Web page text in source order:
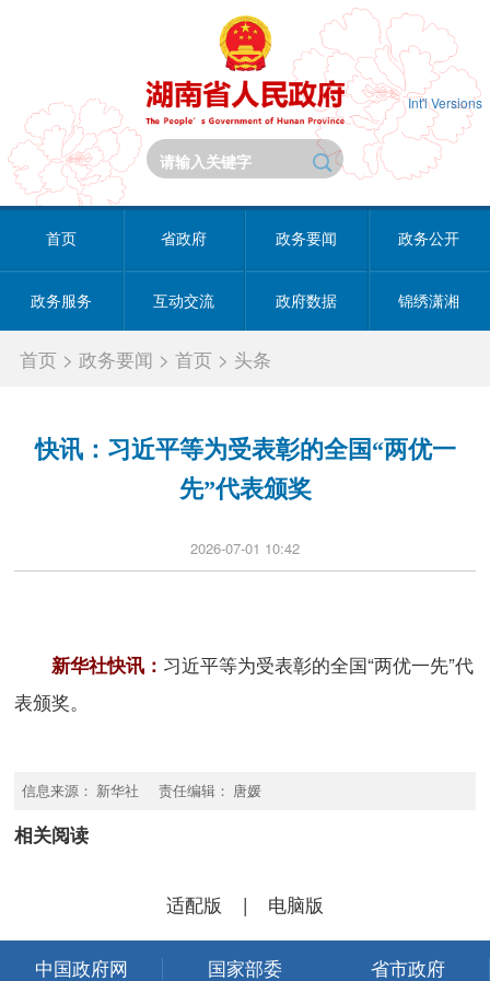
Int'l Versions
首页 省政府 政务要闻 政务公开
政务服务 互动交流 政府数据 锦绣潇湘
首页 >政务要闻 >首页 > 头条
快讯：习近平等为受表彰的全国“两优一
先”代表颁奖
2026-07-01 10:42
新华社快讯： 习近平等为受表彰的全国“两优一先”代
表颁奖。
信息来源： 新华社 责任编辑： 唐媛
相关阅读
适配版 | 电脑版
中国政府网 国家部委 省市政府